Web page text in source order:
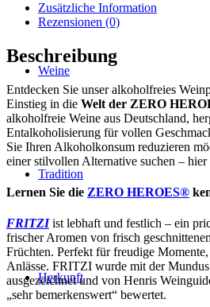
Weine
Tradition
Herkunft
Zusätzliche Information
Rezensionen (0)
Beschreibung
Entdecken Sie unser alkoholfreies
Einstieg in die Welt der ZERO
alkoholfreie Weine aus Deutschland,
Entalkoholisierung für vollen
Sie Ihren Alkoholkonsum reduzieren
einer stilvollen Alternative suchen –
Lernen Sie die ZERO HEROES®
FRITZIist lebhaft und festlich – ein
frischer Aromen von frisch
Früchten. Perfekt für freudige
Anlässe. FRITZI wurde mit der
ausgezeichnet und von Henris
„sehr bemerkenswert“ bewertet.